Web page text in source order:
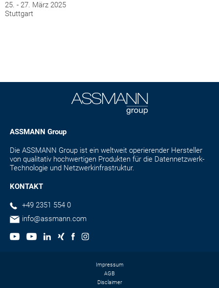
25. - 27. März 2025
Stuttgart
ASSMANN Group
Die ASSMANN Group ist ein weltweit operierender Hersteller
von qualitativ hochwertigen Produkten für die Datennetzwerk-
Technologie und Netzwerkinfrastruktur.
KONTAKT
+49 2351 554 0
info@assmann.com
Impressum
AGB
Disclaimer